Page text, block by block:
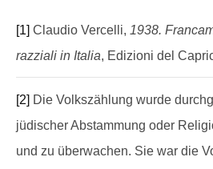
[1] Claudio Vercelli, 1938.
razziali in Italia, Edizioni del
[2] Die Volkszählung wurde
jüdischer Abstammung oder
und zu überwachen. Sie war die